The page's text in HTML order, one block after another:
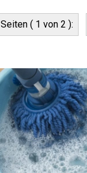
Seiten ( 1 von 2 ):